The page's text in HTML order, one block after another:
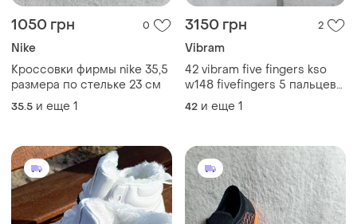
1050 грн 0
Nike
Кроссовки фирмы nike 35,5
размера по стельке 23 см
35.5 и еще 1
3150 грн 2
Vibram
42 vibram five fingers kso
w148 fivefingers 5 пальцев
пять barefoot берфут
анатомическая обувь
сандалии кроссовки merrell
vivobarefoot
42 и еще 1